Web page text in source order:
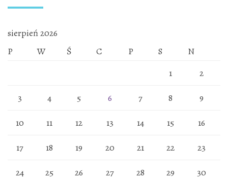
sierpień 2026
P
W Ś C P S
N
1
2
3 4 5 6 7 8 9
10 11 12 13 14 15 16
17 18 19 20 21 22 23
24 25 26 27 28 29 30